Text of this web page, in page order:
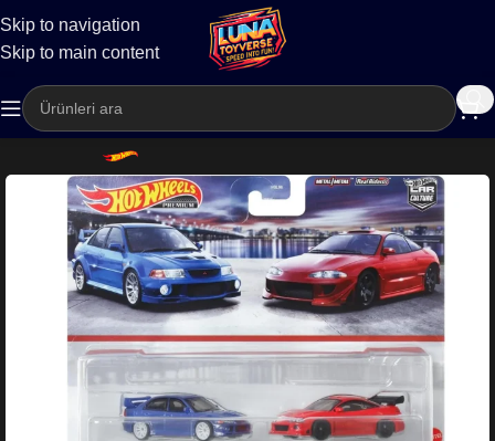
Skip to navigation
Skip to main content
Kargo